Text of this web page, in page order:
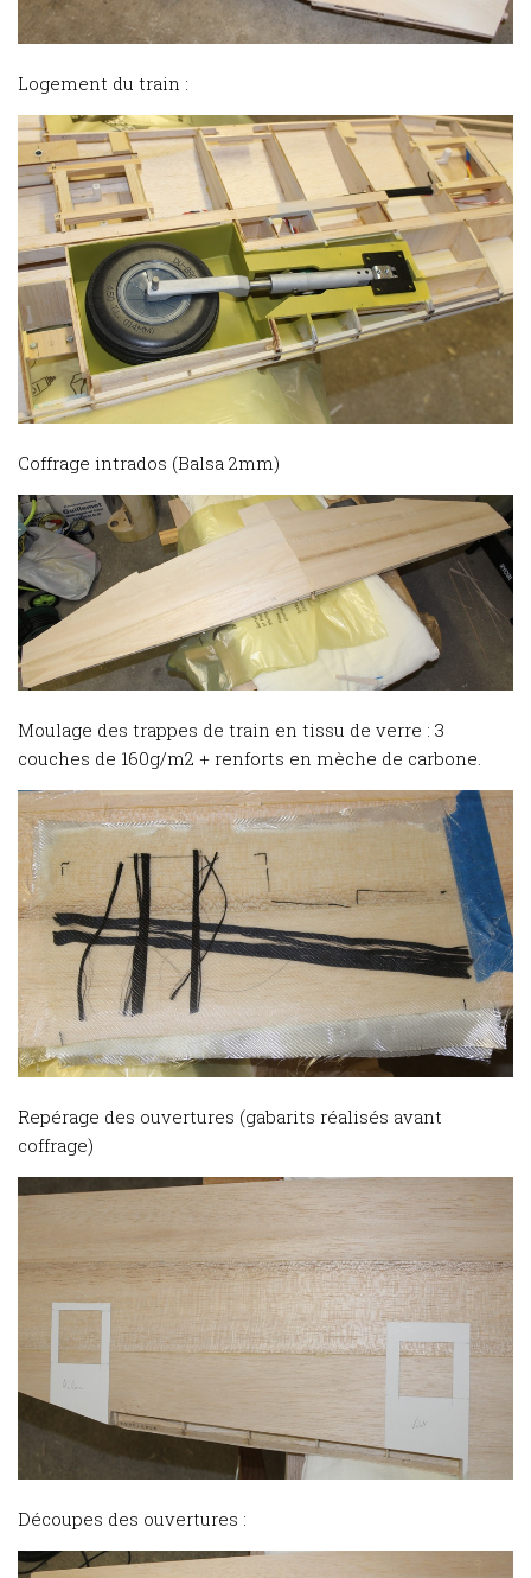
Logement du train :
Coffrage intrados (Balsa 2mm)
Moulage des trappes de train en tissu de verre : 3
couches de 160g/m2 + renforts en mèche de carbone.
Repérage des ouvertures (gabarits réalisés avant
coffrage)
Découpes des ouvertures :